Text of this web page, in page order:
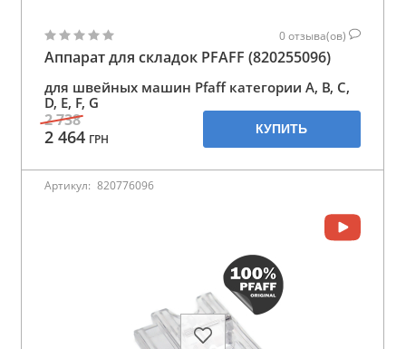
0отзыва(ов)
Аппарат для складок PFAFF (820255096)
для швейных машин Pfaff категории A, B, C,
D, E, F, G
2 738
2 464 ГРН
КУПИТЬ
Артикул: 820776096